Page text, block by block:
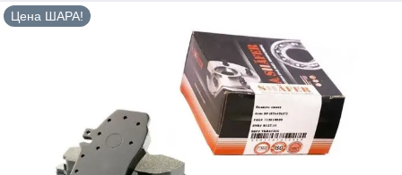
Цена ШАРА!